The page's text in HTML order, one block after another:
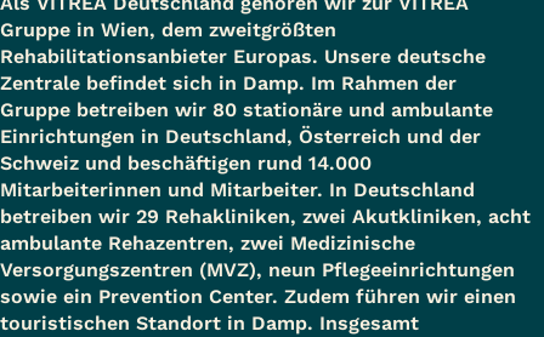
Gruppe in Wien, dem zweitgrößten
Rehabilitationsanbieter Europas. Unsere deutsche
Zentrale befindet sich in Damp. Im Rahmen der
Gruppe betreiben wir 80 stationäre und ambulante
Einrichtungen in Deutschland, Österreich und der
Schweiz und beschäftigen rund 14.000
Mitarbeiterinnen und Mitarbeiter. In Deutschland
betreiben wir 29 Rehakliniken, zwei Akutkliniken, acht
ambulante Rehazentren, zwei Medizinische
Versorgungszentren (MVZ), neun Pflegeeinrichtungen
sowie ein Prevention Center. Zudem führen wir einen
touristischen Standort in Damp. Insgesamt